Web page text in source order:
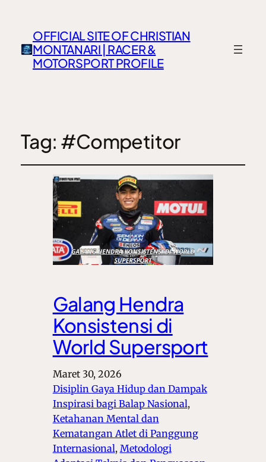
OFFICIAL SITE OF CHRISTIAN
MONTANARI | RACER &
MOTORSPORT PROFILE
Tag: #Competitor
Galang Hendra
Konsistensi di
World Supersport
Maret 30, 2026
Disiplin Gaya Hidup dan Dampak
Inspirasi bagi Balap Nasional ,
Ketahanan Mental dan
Kematangan Atlet di Panggung
Internasional, Metodologi